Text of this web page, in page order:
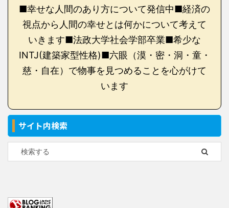
■幸せな人間のあり方について発信中■経済の
視点から人間の幸せとは何かについて考えて
いきます■法政大学社会学部卒業■希少な
INTJ(建築家型性格)■六眼（漠・密・洞・童・
慈・自在）で物事を見つめることを心がけて
います
サイト内検索